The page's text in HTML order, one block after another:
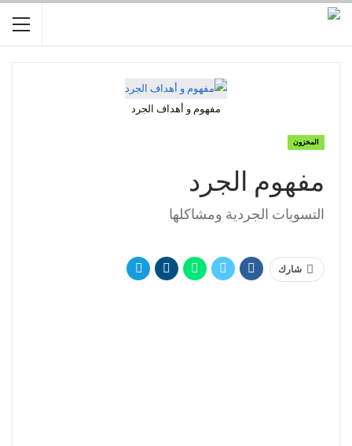
مفهوم و أهداف الجرد
المخزون
مفهوم الجرد
التسويات الجردية ومشاكلها
شارك